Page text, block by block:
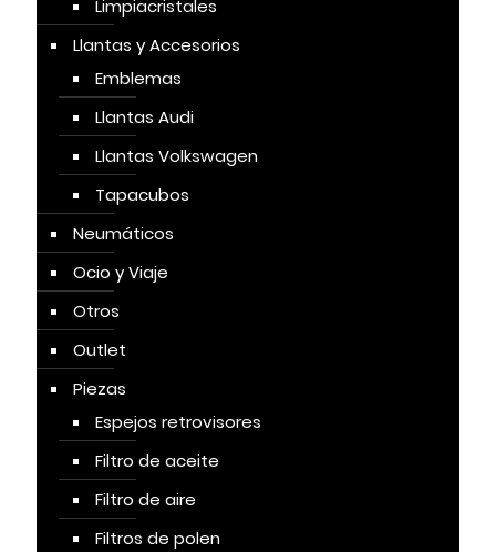
Limpiacristales
Llantas y Accesorios
Emblemas
Llantas Audi
Llantas Volkswagen
Tapacubos
Neumáticos
Ocio y Viaje
Otros
Outlet
Piezas
Espejos retrovisores
Filtro de aceite
Filtro de aire
Filtros de polen